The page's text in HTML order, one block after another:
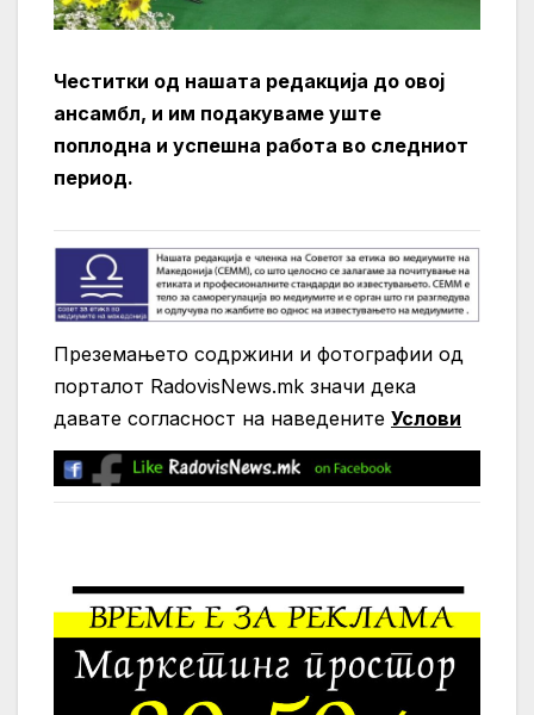
Честитки од нашата редакција до овој
ансамбл, и им подакуваме уште
поплодна и успешна работа во следниот
период.
Преземањето содржини и фотографии од
порталот RadovisNews.mk значи дека
давате согласност на нaведените Услови